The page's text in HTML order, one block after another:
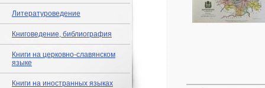
Литературоведение
Книговедение, библиография
Книги на церковно-славянском
языке
Книги на иностранных языках